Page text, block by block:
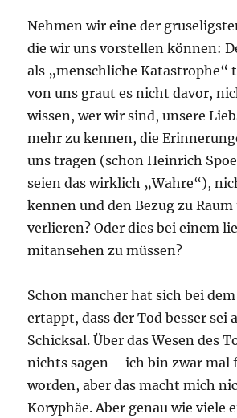
Nehmen wir eine der
die wir uns vorstellen können:
als „menschliche Katastrophe“
von uns graut es nicht davor,
wissen, wer wir sind, unsere
mehr zu kennen, die
uns tragen (schon Heinrich
seien das wirklich „Wahre“),
kennen und den Bezug zu
verlieren? Oder dies bei einem
mitansehen zu müssen?
Schon mancher hat sich bei
ertappt, dass der Tod besser sei
Schicksal. Über das Wesen des
nichts sagen – ich bin zwar
worden, aber das macht mich
Koryphäe. Aber genau wie viele